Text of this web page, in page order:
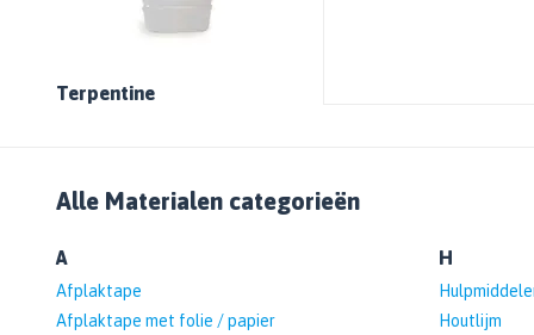
Bekijk alle Spuitbussen
Vloerverf
Garagevloer verf
Bekijk alle Vloerverven
Speciale verf
Afbijtmiddelen
Handgereedschap
Terpentine
Alle Materialen categorieën
A
Afplaktape
Afplaktape met folie / papier
H
Houtlijm